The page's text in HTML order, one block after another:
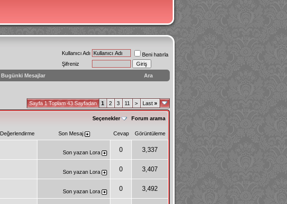
Kullanıcı Adı
Beni hatırla
Şifreniz
Bugünki Mesajlar Ara
Sayfa 1 Toplam 43 Sayfadan 1 2 3 11 > Last »
Seçenekler Forum arama
Değerlendirme Son Mesaj Cevap Görüntüleme
Son yazan Lora 0 3,337
Son yazan Lora 0 3,407
Son yazan Lora 0 3,492